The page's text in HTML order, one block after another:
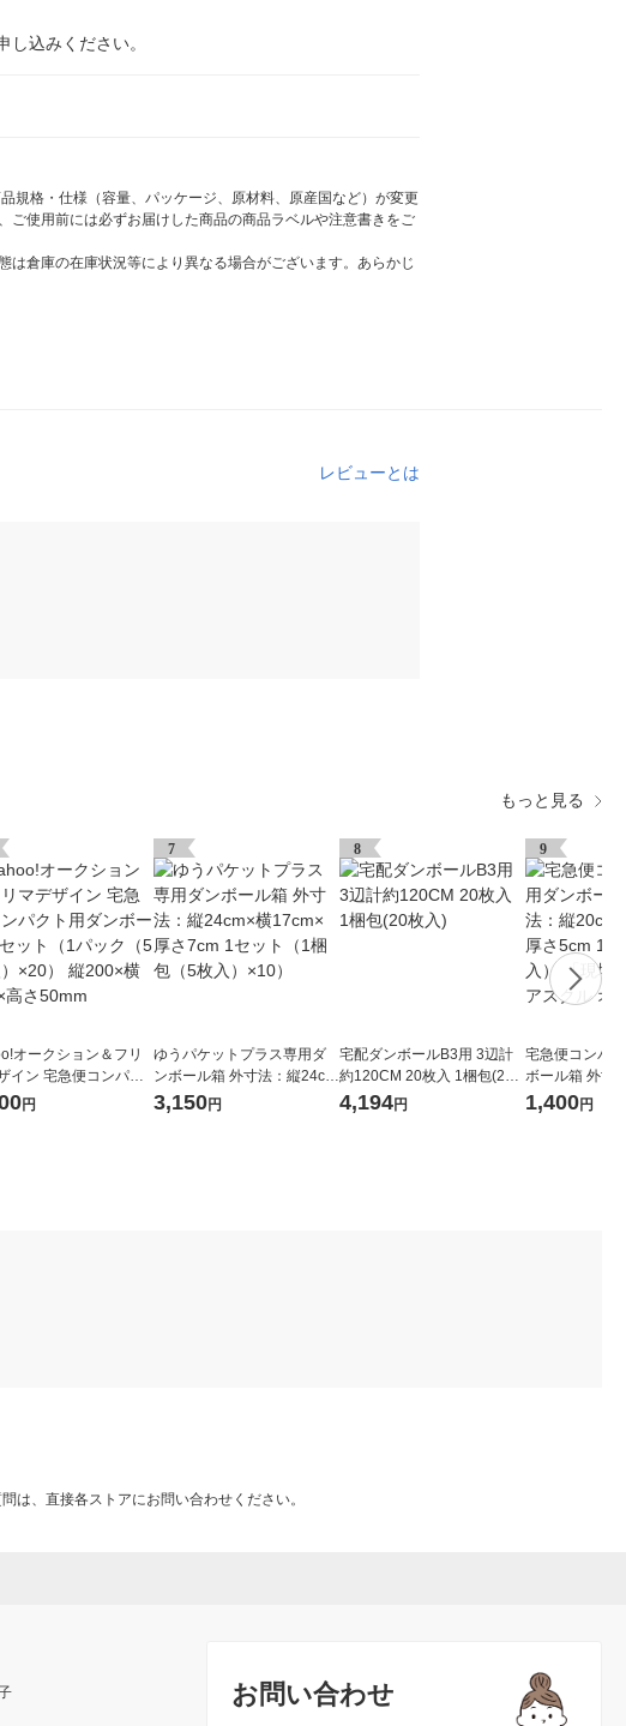
込みください。
規格・仕様（容量、パッケージ、原材料、原産国など）が変更
ご使用前には必ずお届けした商品の商品ラベルや注意書きをご
倉庫の在庫状況等により異なる場合がございます。あらかじ
レビューとは
もっと見る
オークション＆フリ
イン 宅急便コンパク
ンボール 1セット（1
円
7
ゆうパケットプラス専用ダ
ンボール箱 外寸法：縦24cm
×横17cm×厚さ7cm 1セット
3,150円
8
宅配ダンボールB3用 3辺計
約120CM 20枚入 1梱包(20
枚入)
4,194円
9
宅急便コンパ
ボール箱 外寸
横25cm×厚さ
1,400円
は、直接各ストアにお問い合わせください。
お問い合わせ